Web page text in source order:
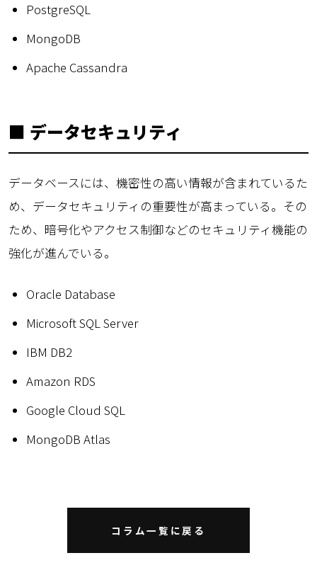
PostgreSQL
MongoDB
Apache Cassandra
■ データセキュリティ
データベースには、機密性の高い情報が含まれているた
め、データセキュリティの重要性が高まっている。その
ため、暗号化やアクセス制御などのセキュリティ機能の
強化が進んでいる。
Oracle Database
Microsoft SQL Server
IBM DB2
Amazon RDS
Google Cloud SQL
MongoDB Atlas
コラム一覧に戻る